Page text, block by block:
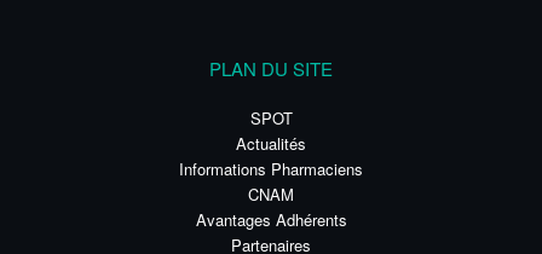
PLAN DU SITE
SPOT
Actualités
Informations Pharmaciens
CNAM
Avantages Adhérents
Partenaires